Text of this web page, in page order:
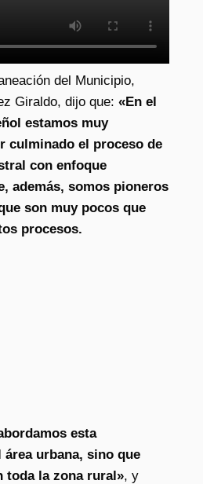
del Municipio,
Giraldo, dijo que: «En el
estamos muy
culminado el proceso de
con enfoque
además, somos pioneros
son muy pocos que
procesos.
esta
urbana, sino que
toda la zona rural», y